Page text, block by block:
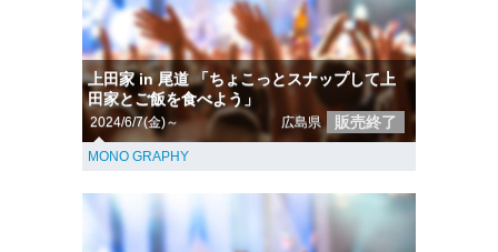
上田家 in 尾道 「ちょこっとスナップして上
田家とご飯を食べよう」
2024/6/7(金)～ 広島県 販売終了
MONO GRAPHY